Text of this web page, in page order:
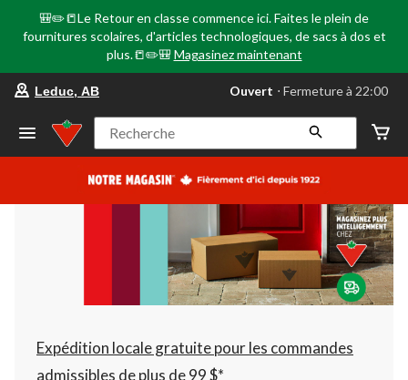
🎒✏️📒Le Retour en classe commence ici. Faites le plein de
fournitures scolaires, d'articles technologiques, de sacs à dos et
plus.📒✏️🎒 Magasinez maintenant
votre
préféré
Leduc,
AB,
courament
Fermeture
à
22:00
cliquer
pour
changer
Leduc, AB Ouvert ⋅ Fermeture à 22:00
Recherche
Expédition locale gratuite pour les commandes
admissibles de plus de 99 $*